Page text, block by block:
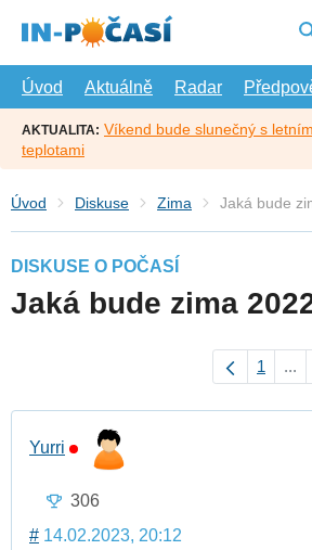
hlavní
Úvod
Aktuálně Radar
AKTUALITA: Víkend bude slunečný s
teplotami
Úvod Diskuse Zima Jaká bude
DISKUSE O POČASÍ
Jaká bude zima
1 ...
Yurri
306
# 14.02.2023, 20:12